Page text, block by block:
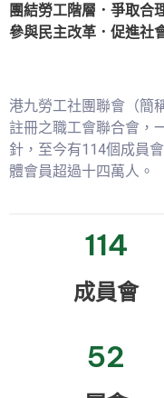
團結勞工階層．爭取合
參與民主改革．促進社
港九勞工社團聯會（簡
註冊之職工會聯合會，
針，至今有114個成員
體會員超過十四萬人。
114
成員會
52